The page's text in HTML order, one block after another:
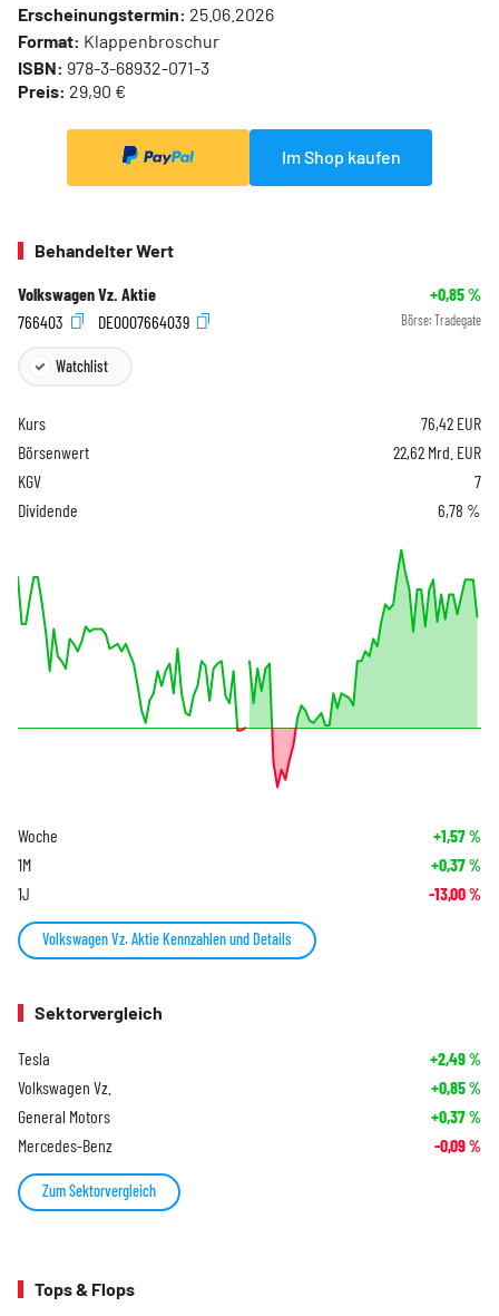
Erscheinungstermin: 25.06.2026
Format: Klappenbroschur
ISBN: 978-3-68932-071-3
Preis: 29,90 €
Im Shop kaufen
Behandelter Wert
Volkswagen Vz. Aktie +0,85%
766403
DE0007664039 Börse: Tradegate
Watchlist
Kurs 76,42 EUR
Börsenwert
22,62 Mrd. EUR
KGV
7
Dividende
6,78 %
Woche +1,57%
1M +0,37%
1J -13,00%
Volkswagen Vz. Aktie Kennzahlen und Details
Sektorvergleich
Tesla +2,49%
Volkswagen Vz. +0,85%
General Motors +0,37%
Mercedes-Benz -0,09%
Zum Sektorvergleich
Tops & Flops